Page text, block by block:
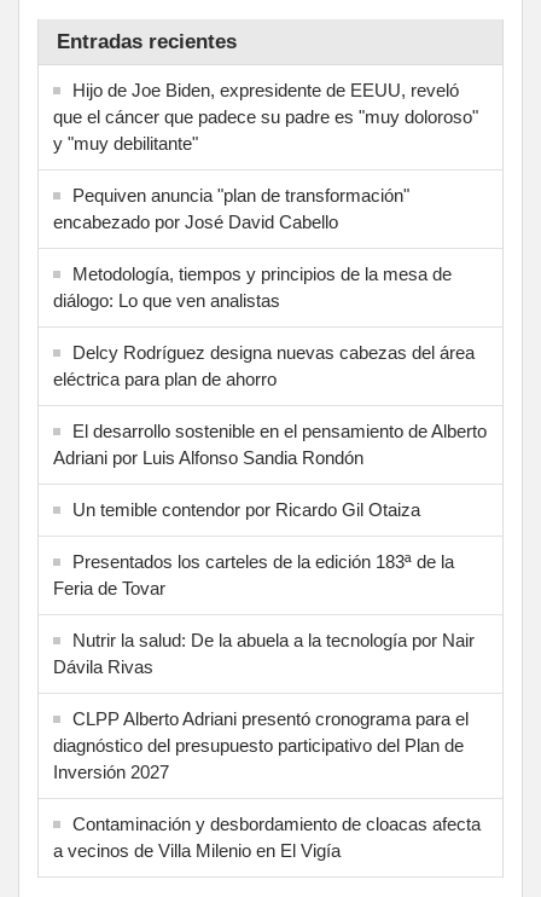
Entradas recientes
Hijo de Joe Biden, expresidente de EEUU, reveló
que el cáncer que padece su padre es "muy doloroso"
y "muy debilitante"
Pequiven anuncia "plan de transformación"
encabezado por José David Cabello
Metodología, tiempos y principios de la mesa de
diálogo: Lo que ven analistas
Delcy Rodríguez designa nuevas cabezas del área
eléctrica para plan de ahorro
El desarrollo sostenible en el pensamiento de Alberto
Adriani por Luis Alfonso Sandia Rondón
Un temible contendor por Ricardo Gil Otaiza
Presentados los carteles de la edición 183ª de la
Feria de Tovar
Nutrir la salud: De la abuela a la tecnología por Nair
Dávila Rivas
CLPP Alberto Adriani presentó cronograma para el
diagnóstico del presupuesto participativo del Plan de
Inversión 2027
Contaminación y desbordamiento de cloacas afecta
a vecinos de Villa Milenio en El Vigía